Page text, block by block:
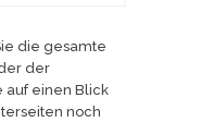
die gesamte
der
auf einen Blick
noch